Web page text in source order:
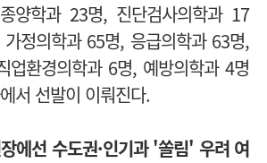
양학과 23명, 진단검사의학과 17
정의학과 65명, 응급의학과 63명,
업환경의학과 6명, 예방의학과 4명
서 선발이 이뤄진다.
에선 수도권·인기과 '쏠림' 우려 여